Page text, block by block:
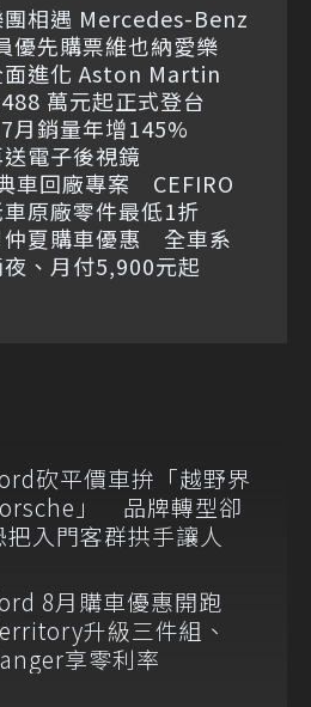
相遇 Mercedes-Benz
優先購票維也納愛樂
面進化 Aston Martin
萬元起正式登台
月銷量年增145%
電子後視鏡
車回廠專案 CEFIRO
原廠零件最低1折
仲夏購車優惠 全車系
、月付5,900元起
砍平價車拚「越野界
」 品牌轉型卻
把入門客群拱手讓人
8月購車優惠開跑
升級三件組、
享零利率